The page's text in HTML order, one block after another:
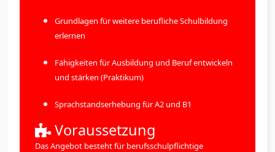
Grundlagen für weitere berufliche Schulbildung
erlernen
Fähigkeiten für Ausbildung und Beruf entwickeln
und stärken (Praktikum)
Sprachstandserhebung für A2 und B1
Voraussetzung
Das Angebot besteht für berufsschulpflichtige